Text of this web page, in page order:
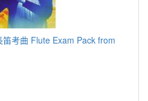
考曲 Flute Exam Pack from